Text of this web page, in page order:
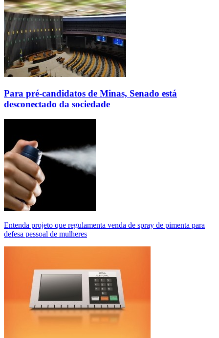
Para pré-candidatos de Minas, Senado está
desconectado da sociedade
Entenda projeto que regulamenta venda de spray de pimenta para
defesa pessoal de mulheres